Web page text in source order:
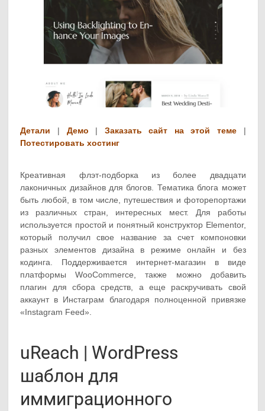
Детали | Демо | Заказать сайт на этой теме |
Потестировать хостинг
Креативная флэт-подборка из более двадцати
лаконичных дизайнов для блогов. Тематика блога может
быть любой, в том числе, путешествия и фоторепортажи
из различных стран, интересных мест. Для работы
используется простой и понятный конструктор Elementor,
который получил свое название за счет компоновки
разных элементов дизайна в режиме онлайн и без
кодинга. Поддерживается интернет-магазин в виде
платформы WooCommerce, также можно добавить
плагин для сбора средств, а еще раскручивать свой
аккаунт в Инстаграм благодаря полноценной привязке
«Instagram Feed».
uReach | WordPress
шаблон для
иммиграционного